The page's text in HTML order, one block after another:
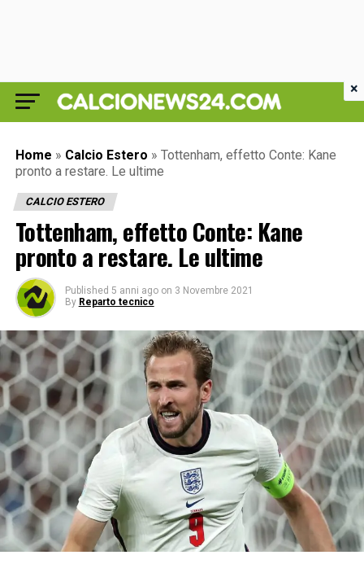
Home » Calcio Estero » Tottenham, effetto Conte: Kane
pronto a restare. Le ultime
CALCIO ESTERO
Tottenham, effetto Conte: Kane
pronto a restare. Le ultime
Published 5 anni ago on 3 Novembre 2021
By Reparto tecnico
×